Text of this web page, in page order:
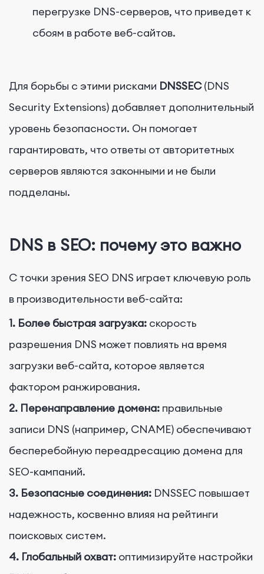
перегрузке DNS-серверов, что приведет к
сбоям в работе веб-сайтов.
Для борьбы с этими рисками DNSSEC (DNS
Security Extensions) добавляет дополнительный
уровень безопасности. Он помогает
гарантировать, что ответы от авторитетных
серверов являются законными и не были
подделаны.
DNS в SEO: почему это важно
С точки зрения SEO DNS играет ключевую роль
в производительности веб-сайта:
1. Более быстрая загрузка: скорость
разрешения DNS может повлиять на время
загрузки веб-сайта, которое является
фактором ранжирования.
2. Перенаправление домена: правильные
записи DNS (например, CNAME) обеспечивают
бесперебойную переадресацию домена для
SEO-кампаний.
3. Безопасные соединения: DNSSEC повышает
надежность, косвенно влияя на рейтинги
поисковых систем.
4. Глобальный охват: оптимизируйте настройки